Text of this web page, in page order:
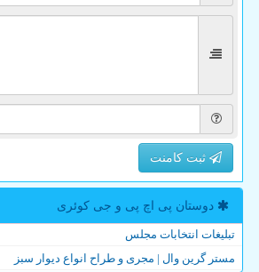
ثبت کامنت
دوستان پی اچ پی و جی كوئری
تبلیغات انتخابات مجلس
مستر گرین وال | مجری و طراح انواع دیوار سبز